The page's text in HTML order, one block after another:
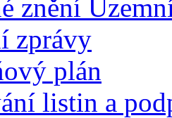
znění
zprávy
plán
listin a